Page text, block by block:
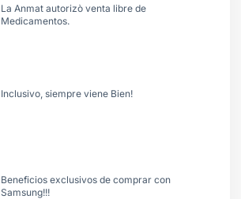
La Anmat autorizò venta libre de
Medicamentos.
Inclusivo, siempre viene Bien!
Beneficios exclusivos de comprar con
Samsung!!!